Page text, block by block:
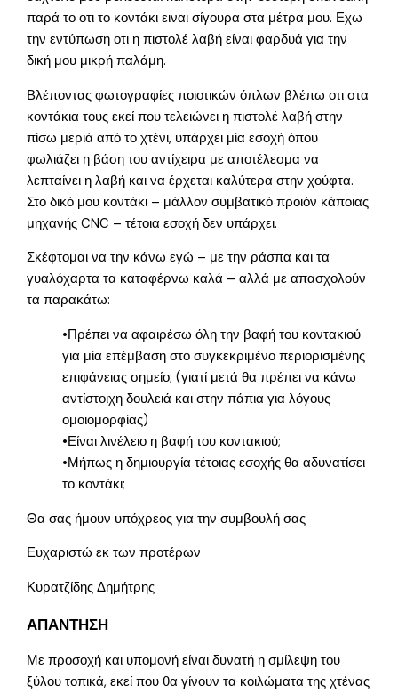
παρά το οτι το κοντάκι ειναι σίγουρα στα μέτρα μου. Εχω
την εντύπωση οτι η πιστολέ λαβή είναι φαρδυά για την
δική μου μικρή παλάμη.
Βλέποντας φωτογραφίες ποιοτικών όπλων βλέπω οτι στα
κοντάκια τους εκεί που τελειώνει η πιστολέ λαβή στην
πίσω μεριά από το χτένι, υπάρχει μία εσοχή όπου
φωλιάζει η βάση του αντίχειρα με αποτέλεσμα να
λεπταίνει η λαβή και να έρχεται καλύτερα στην χούφτα.
Στο δικό μου κοντάκι – μάλλον συμβατικό προιόν κάποιας
μηχανής CNC – τέτοια εσοχή δεν υπάρχει.
Σκέφτομαι να την κάνω εγώ – με την ράσπα και τα
γυαλόχαρτα τα καταφέρνω καλά – αλλά με απασχολούν
τα παρακάτω:
•Πρέπει να αφαιρέσω όλη την βαφή του κοντακιού
για μία επέμβαση στο συγκεκριμένο περιορισμένης
επιφάνειας σημείο; (γιατί μετά θα πρέπει να κάνω
αντίστοιχη δουλειά και στην πάπια για λόγους
ομοιομορφίας)
•Είναι λινέλειο η βαφή του κοντακιού;
•Μήπως η δημιουργία τέτοιας εσοχής θα αδυνατίσει
το κοντάκι;
Θα σας ήμουν υπόχρεος για την συμβουλή σας
Ευχαριστώ εκ των προτέρων
Κυρατζίδης Δημήτρης
ΑΠΑΝΤΗΣΗ
Με προσοχή και υπομονή είναι δυνατή η σμίλεψη του
ξύλου τοπικά, εκεί που θα γίνουν τα κοιλώματα της χτένας